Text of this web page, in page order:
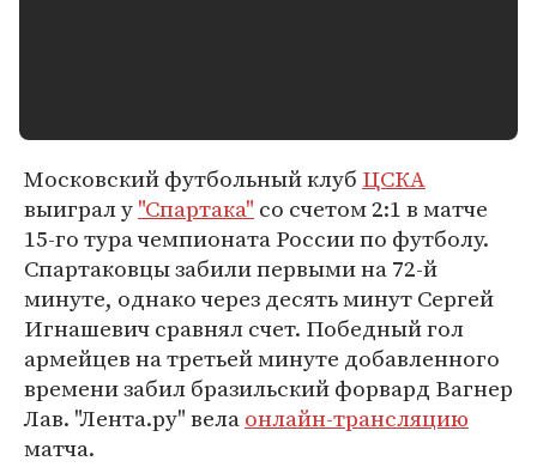
Московский футбольный клуб ЦСКА
выиграл у"Спартака" со счетом 2:1 в матче
15-го тура чемпионата России по футболу.
Спартаковцы забили первыми на 72-й
минуте, однако через десять минут Сергей
Игнашевич сравнял счет. Победный гол
армейцев на третьей минуте добавленного
времени забил бразильский форвард Вагнер
Лав. "Лента.ру" велаонлайн-трансляцию
матча.